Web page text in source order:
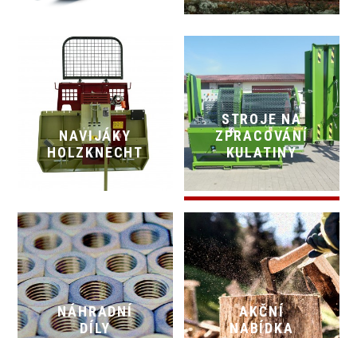
NAVIJÁKY
HOLZKNECHT
STROJE NA
ZPRACOVÁNÍ
KULATINY
NÁHRADNÍ
DÍLY
AKČNÍ
NABÍDKA